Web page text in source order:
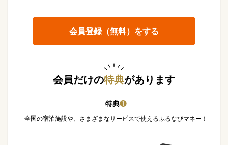
会員登録（無料）をする
会員だけの特典があります
特典❶
全国の宿泊施設や、さまざまなサービスで使えるふるなびマネー！